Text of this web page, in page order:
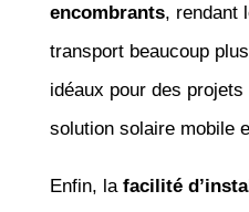
encombrants, rendant
transport beaucoup
idéaux pour des
solution solaire mobile
Enfin, la facilité